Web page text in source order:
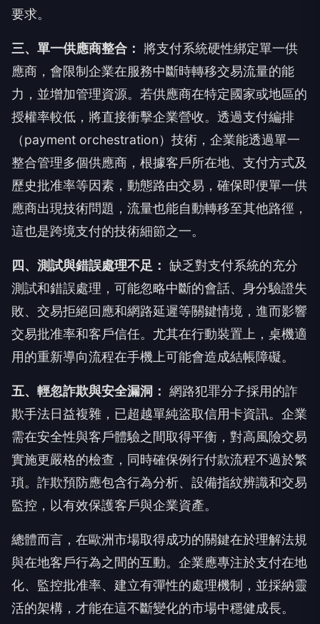
要求。
三、單一供應商整合：
將支付系統硬性綁定單一供
應商，會限制企業在服務中斷時轉移交易流量的能
力，並增加管理資源。若供應商在特定國家或地區的
授權率較低，將直接衝擊企業營收。透過支付編排
（payment orchestration）技術，企業能透過單一
整合管理多個供應商，根據客戶所在地、支付方式及
歷史批准率等因素，動態路由交易，確保即便單一供
應商出現技術問題，流量也能自動轉移至其他路徑，
這也是跨境支付的技術細節之一。
四、測試與錯誤處理不足： 缺乏對支付系統的充分
測試和錯誤處理，可能忽略中斷的會話、身分驗證失
敗、交易拒絕回應和網路延遲等關鍵情境，進而影響
交易批准率和客戶信任。尤其在行動裝置上，桌機適
用的重新導向流程在手機上可能會造成結帳障礙。
五、輕忽詐欺與安全漏洞： 網路犯罪分子採用的詐
欺手法日益複雜，已超越單純盜取信用卡資訊。企業
需在安全性與客戶體驗之間取得平衡，對高風險交易
實施更嚴格的檢查，同時確保例行付款流程不過於繁
瑣。詐欺預防應包含行為分析、設備指紋辨識和交易
監控，以有效保護客戶與企業資產。
總體而言，在歐洲市場取得成功的關鍵在於理解法規
與在地客戶行為之間的互動。企業應專注於支付在地
化、監控批准率、建立有彈性的處理機制，並採納靈
活的架構，才能在這不斷變化的市場中穩健成長。